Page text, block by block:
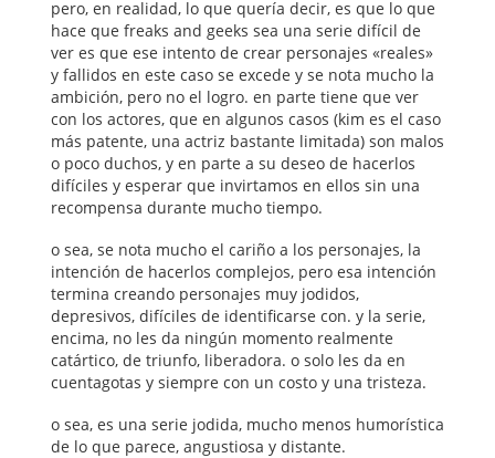
pero, en realidad, lo que quería decir, es que lo que
hace que freaks and geeks sea una serie difícil de
ver es que ese intento de crear personajes «reales»
y fallidos en este caso se excede y se nota mucho la
ambición, pero no el logro. en parte tiene que ver
con los actores, que en algunos casos (kim es el caso
más patente, una actriz bastante limitada) son malos
o poco duchos, y en parte a su deseo de hacerlos
difíciles y esperar que invirtamos en ellos sin una
recompensa durante mucho tiempo.
o sea, se nota mucho el cariño a los personajes, la
intención de hacerlos complejos, pero esa intención
termina creando personajes muy jodidos,
depresivos, difíciles de identificarse con. y la serie,
encima, no les da ningún momento realmente
catártico, de triunfo, liberadora. o solo les da en
cuentagotas y siempre con un costo y una tristeza.
o sea, es una serie jodida, mucho menos humorística
de lo que parece, angustiosa y distante.